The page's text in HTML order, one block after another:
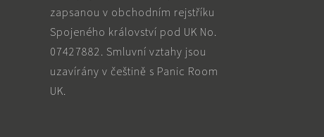
zapsanou v obchodním rejstříku
Spojeného království pod UK No.
07427882. Smluvní vztahy jsou
uzavírány v češtině s Panic Room
UK.